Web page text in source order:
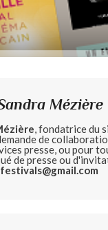
Mézière
, fondatrice du
de
presse, ou pour
de presse ou